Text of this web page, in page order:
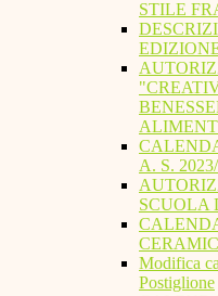
STILE
A. S.
SCUOLA
Modifica
Postiglione